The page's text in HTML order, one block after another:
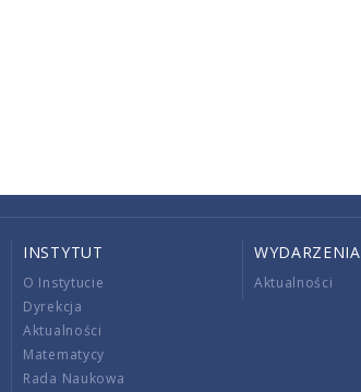
INSTYTUT
O Instytucie
Dyrekcja
Aktualności
Matematycy
Rada Naukowa
WYDARZENIA
Aktualności